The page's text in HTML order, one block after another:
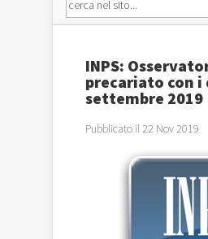
INPS:
precariato con i
settembre 2019
Pubblicato il 22 Nov 2019